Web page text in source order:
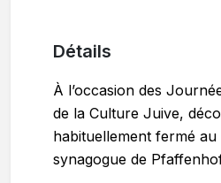
Détails
À l’occasion des
de la Culture Juive,
habituellement fermé
synagogue de